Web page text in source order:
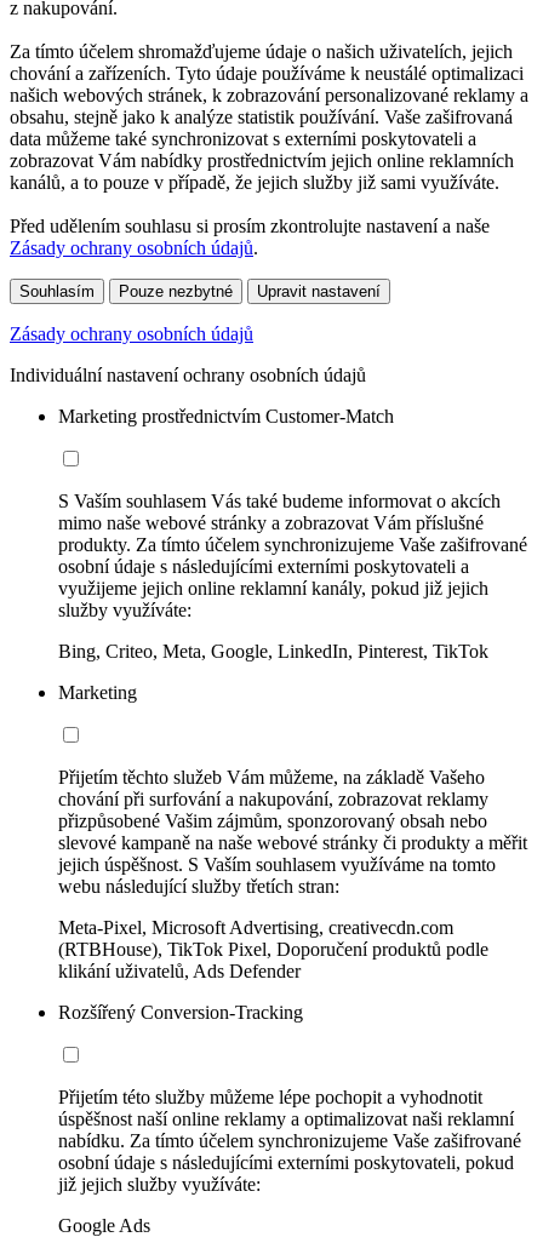
z nakupování.
Za tímto účelem shromažďujeme údaje o našich uživatelích, jejich
chování a zařízeních. Tyto údaje používáme k neustálé optimalizaci
našich webových stránek, k zobrazování personalizované reklamy a
obsahu, stejně jako k analýze statistik používání. Vaše zašifrovaná
data můžeme také synchronizovat s externími poskytovateli a
zobrazovat Vám nabídky prostřednictvím jejich online reklamních
kanálů, a to pouze v případě, že jejich služby již sami využíváte.
Před udělením souhlasu si prosím zkontrolujte nastavení a naše
Zásady ochrany osobních údajů.
Souhlasím Pouze nezbytné Upravit nastavení
Zásady ochrany osobních údajů
Individuální nastavení ochrany osobních údajů
Marketing prostřednictvím Customer-Match
S Vaším souhlasem Vás také budeme informovat o akcích
mimo naše webové stránky a zobrazovat Vám příslušné
produkty. Za tímto účelem synchronizujeme Vaše zašifrované
osobní údaje s následujícími externími poskytovateli a
využijeme jejich online reklamní kanály, pokud již jejich
služby využíváte:
Bing, Criteo, Meta, Google, LinkedIn, Pinterest, TikTok
Marketing
Přijetím těchto služeb Vám můžeme, na základě Vašeho
chování při surfování a nakupování, zobrazovat reklamy
přizpůsobené Vašim zájmům, sponzorovaný obsah nebo
slevové kampaně na naše webové stránky či produkty a měřit
jejich úspěšnost. S Vaším souhlasem využíváme na tomto
webu následující služby třetích stran:
Meta-Pixel, Microsoft Advertising, creativecdn.com
(RTBHouse), TikTok Pixel, Doporučení produktů podle
klikání uživatelů, Ads Defender
Rozšířený Conversion-Tracking
Přijetím této služby můžeme lépe pochopit a vyhodnotit
úspěšnost naší online reklamy a optimalizovat naši reklamní
nabídku. Za tímto účelem synchronizujeme Vaše zašifrované
osobní údaje s následujícími externími poskytovateli, pokud
již jejich služby využíváte:
Google Ads